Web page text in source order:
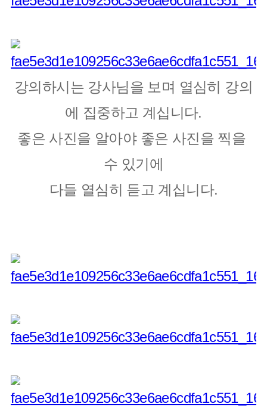
강의하시는 강사님을 보며 열심히 강의
에 집중하고 계십니다.
좋은 사진을 알아야 좋은 사진을 찍을
수 있기에
다들 열심히 듣고 계십니다.